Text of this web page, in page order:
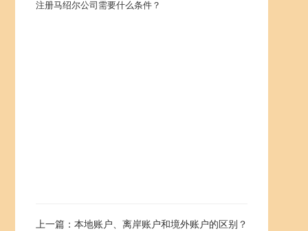
注册马绍尔公司需要什么条件？
上一篇：本地账户、离岸账户和境外账户的区别？